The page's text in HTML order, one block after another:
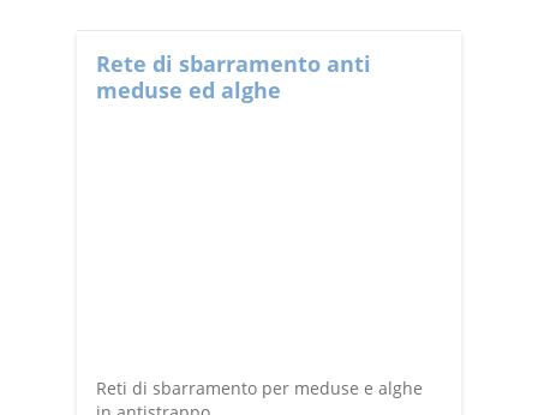
UV adatte all'uso esterno e resistenti alle intemperie.
Confezione su misura con bordatura con corda
perimetrale.
Reti per sbarramento laghetti con galleggianti e corda
Rete di sbarramento anti
meduse ed alghe
Reti di sbarramento per meduse e alghe